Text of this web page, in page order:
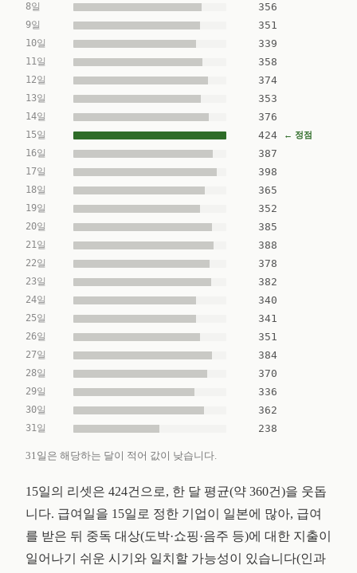
8일 356
9일 351
10일 339
11일 358
12일 374
13일 353
14일 376
15일 424 ← 정점
16일 387
17일 398
18일 365
19일 352
20일 385
21일 388
22일 378
23일 382
24일 340
25일 341
26일 351
27일 384
28일 370
29일 336
30일 362
31일 238
31일은 해당하는 달이 적어 값이 낮습니다.
15일의 리셋은 424건으로, 한 달 평균(약 360건)을 웃돕
니다. 급여일을 15일로 정한 기업이 일본에 많아, 급여
를 받은 뒤 중독 대상(도박·쇼핑·음주 등)에 대한 지출이
일어나기 쉬운 시기와 일치할 가능성이 있습니다(인과